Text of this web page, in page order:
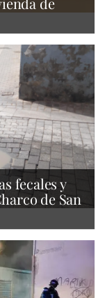
fecales y
de San